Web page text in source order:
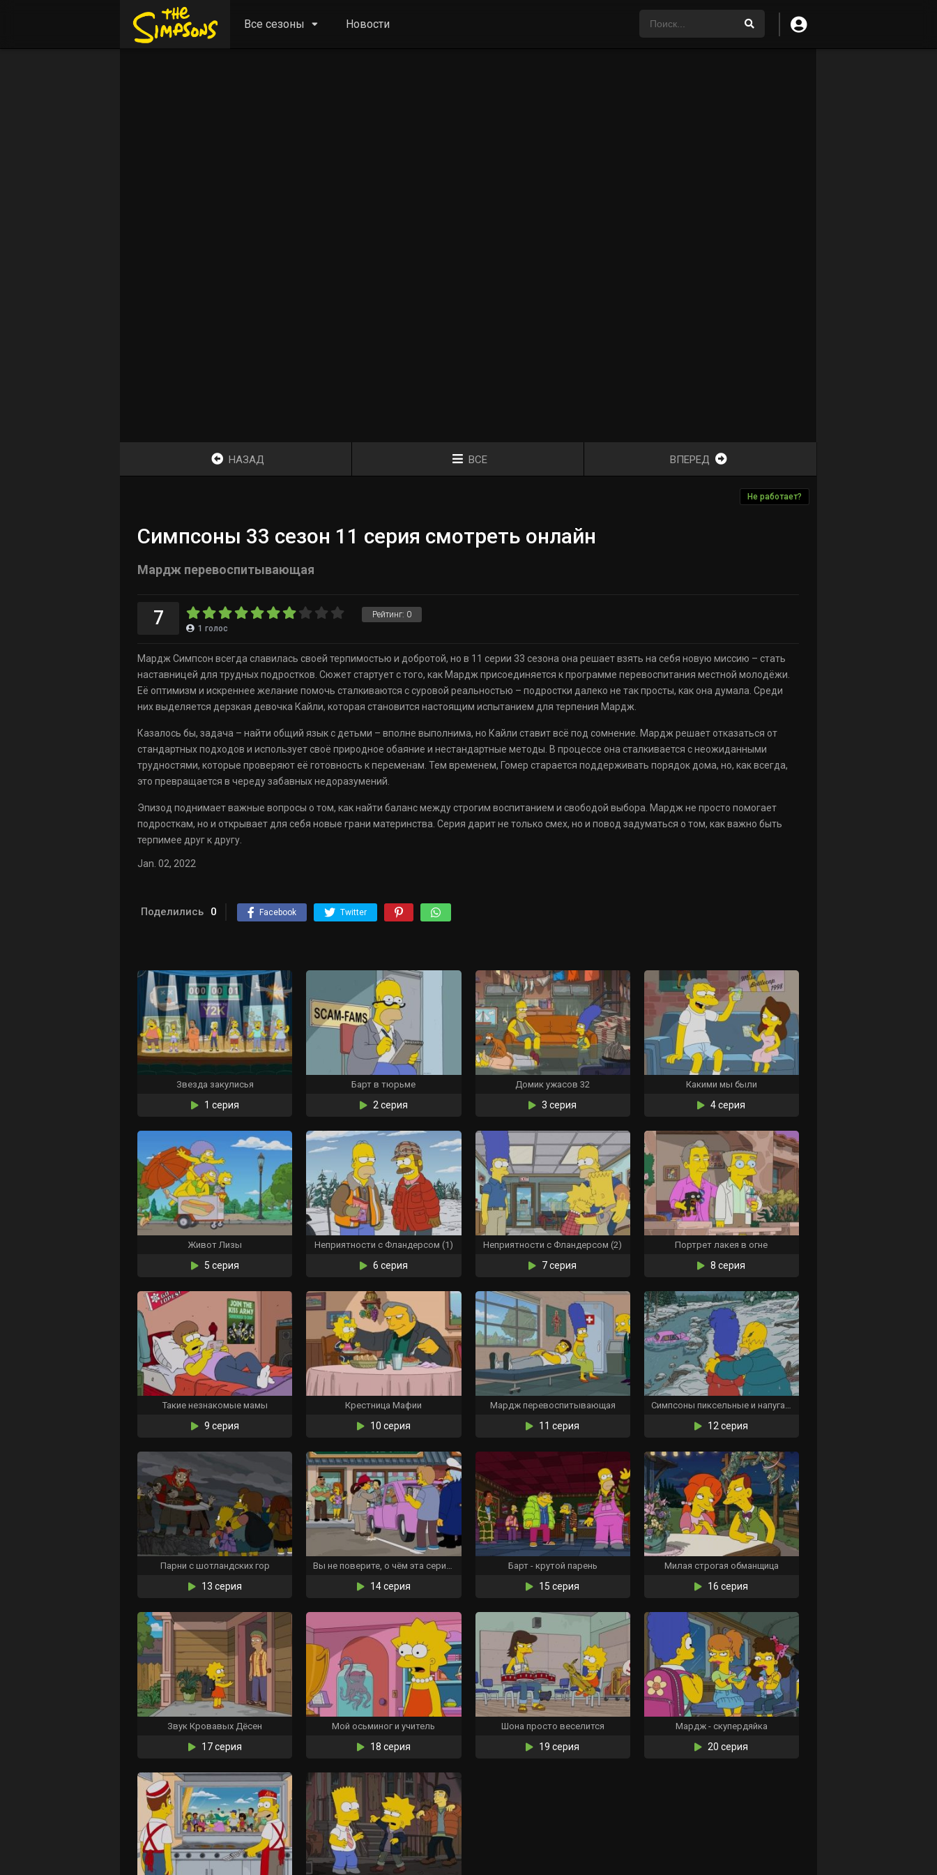
Все сезоны Новости
НАЗАД ВСЕ ВПЕРЕД
Не работает?
Симпсоны 33 сезон 11 серия смотреть онлайн
Мардж перевоспитывающая
Рейтинг: 0
7 1 голос
Мардж Симпсон всегда славилась своей терпимостью и добротой, но в 11 серии 33 сезона она решает взять на себя новую миссию – стать
наставницей для трудных подростков. Сюжет стартует с того, как Мардж присоединяется к программе перевоспитания местной молодёжи.
Её оптимизм и искреннее желание помочь сталкиваются с суровой реальностью – подростки далеко не так просты, как она думала. Среди
них выделяется дерзкая девочка Кайли, которая становится настоящим испытанием для терпения Мардж.
Казалось бы, задача – найти общий язык с детьми – вполне выполнима, но Кайли ставит всё под сомнение. Мардж решает отказаться от
стандартных подходов и использует своё природное обаяние и нестандартные методы. В процессе она сталкивается с неожиданными
трудностями, которые проверяют её готовность к переменам. Тем временем, Гомер старается поддерживать порядок дома, но, как всегда,
это превращается в череду забавных недоразумений.
Эпизод поднимает важные вопросы о том, как найти баланс между строгим воспитанием и свободой выбора. Мардж не просто помогает
подросткам, но и открывает для себя новые грани материнства. Серия дарит не только смех, но и повод задуматься о том, как важно быть
терпимее друг к другу.
Jan. 02, 2022
Поделились 0 Facebook Twitter
Звезда закулисья
1 серия
Барт в тюрьме
2 серия
Домик ужасов 32
3 серия
Какими мы были
4 серия
Живот Лизы
5 серия
Неприятности с Фландерсом (1)
6 серия
Неприятности с Фландерсом (2)
7 серия
Портрет лакея в огне
8 серия
Такие незнакомые мамы
9 серия
Крестница Мафии
10 серия
Мардж перевоспитывающая
11 серия 12 серия
Парни с шотландских гор
13 серия 14 серия
Барт - крутой парень
15 серия
Милая строгая обманщица
16 серия
Звук Кровавых Дёсен
17 серия
Мой осьминог и учитель
18 серия
Шона просто веселится
19 серия
Мардж - скупердяйка
20 серия